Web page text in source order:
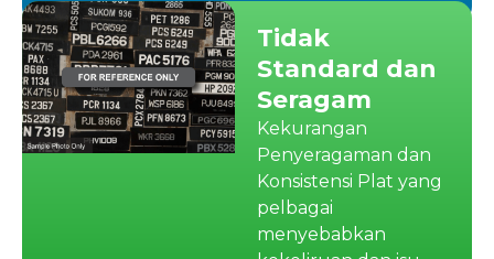
Tidak
Standard dan
Seragam
Kekurangan
Penyeragaman dan
Konsistensi Plat yang
pelbagai
menyebabkan